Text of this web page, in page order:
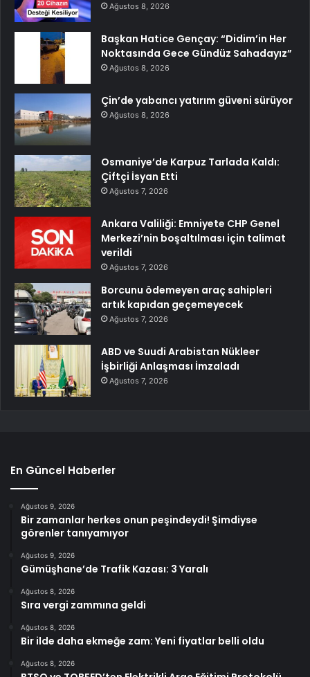
Ağustos 8, 2026
Başkan Hatice Gençay: “Didim’in Her
Noktasında Gece Gündüz Sahadayız”
Ağustos 8, 2026
Çin’de yabancı yatırım güveni sürüyor
Ağustos 8, 2026
Osmaniye’de Karpuz Tarlada Kaldı:
Çiftçi İsyan Etti
Ağustos 7, 2026
Ankara Valiliği: Emniyete CHP Genel
Merkezi’nin boşaltılması için talimat
verildi
Ağustos 7, 2026
Borcunu ödemeyen araç sahipleri
artık kapıdan geçemeyecek
Ağustos 7, 2026
ABD ve Suudi Arabistan Nükleer
İşbirliği Anlaşması İmzaladı
Ağustos 7, 2026
En Güncel Haberler
Ağustos 9, 2026
Bir zamanlar herkes onun peşindeydi! Şimdiyse
görenler tanıyamıyor
Ağustos 9, 2026
Gümüşhane’de Trafik Kazası: 3 Yaralı
Ağustos 8, 2026
Sıra vergi zammına geldi
Ağustos 8, 2026
Bir ilde daha ekmeğe zam: Yeni fiyatlar belli oldu
Ağustos 8, 2026